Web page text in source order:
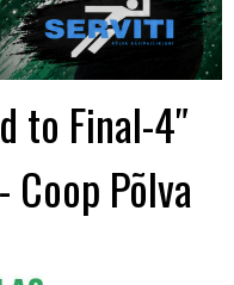
to Final-4″
Põlva